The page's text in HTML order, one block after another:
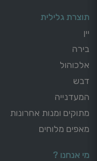
תוצרת גלילית
יין
בירה
אלכוהול
דבש
המעדנייה
מתוקים ומנות אחרונות
מאפים מלוחים
מי אנחנו ?